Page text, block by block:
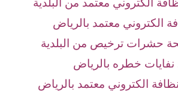
الكتروني معتمد بالرياض
حشرات ترخيص من البلدية
خطره بالرياض
الكتروني معتمد بالرياض